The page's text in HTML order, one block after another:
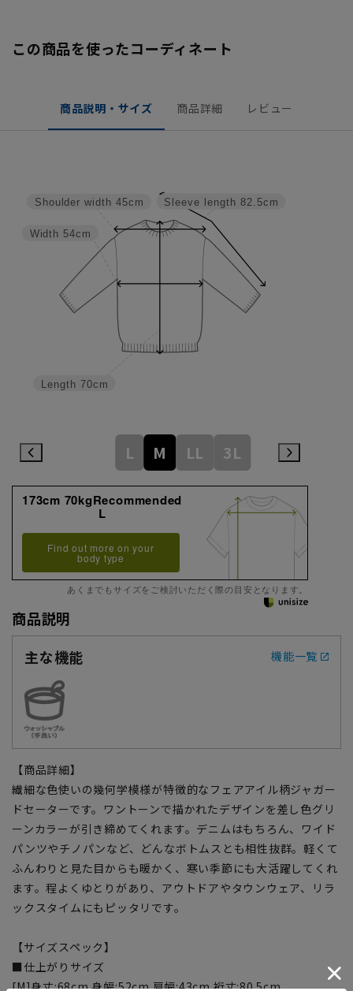
この商品を使ったコーディネート
商品説明・サイズ 商品詳細 レビュー
Sleeve length 82.5cm
Length 70cm
Width 54cm
Shoulder width 45cm
L M LL 3L
173cm 70kgRecommended
L
Find out more on your
body type
あくまでもサイズをご検討いただく際の目安となります。
商品説明
主な機能
機能一覧
【商品詳細】
繊細な色使いの幾何学模様が特徴的なフェアアイル柄ジャガー
ドセーターです。ワントーンで描かれたデザインを差し色グリ
ーンカラーが引き締めてくれます。デニムはもちろん、ワイド
パンツやチノパンなど、どんなボトムスとも相性抜群。軽くて
ふんわりと見た目からも暖かく、寒い季節にも大活躍してくれ
ます。程よくゆとりがあり、アウトドアやタウンウェア、リラ
ックスタイムにもピッタリです。
【サイズスペック】
■仕上がりサイズ
[M]身丈:68cm 身幅:52cm 肩幅:43cm 裄丈:80.5cm